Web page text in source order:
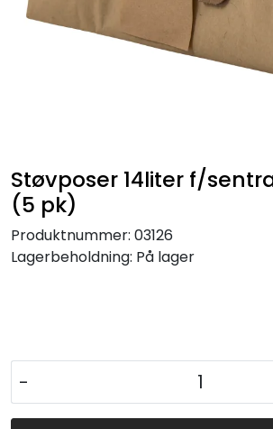
Støvposer 14liter f/
(5 pk)
Produktnummer: 03126
Lagerbeholdning: På lager
-